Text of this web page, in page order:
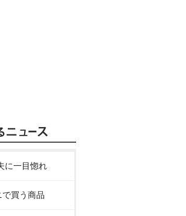
に一目惚れ
買う商品